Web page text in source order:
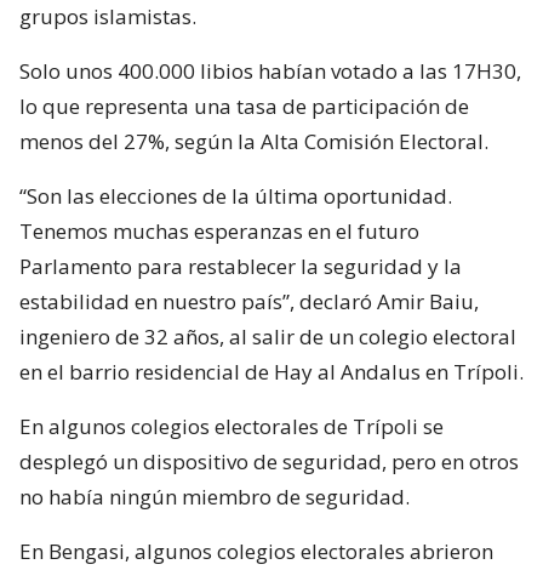
grupos islamistas.
Solo unos 400.000 libios habían votado a las 17H30,
lo que representa una tasa de participación de
menos del 27%, según la Alta Comisión Electoral.
“Son las elecciones de la última oportunidad.
Tenemos muchas esperanzas en el futuro
Parlamento para restablecer la seguridad y la
estabilidad en nuestro país”, declaró Amir Baiu,
ingeniero de 32 años, al salir de un colegio electoral
en el barrio residencial de Hay al Andalus en Trípoli.
En algunos colegios electorales de Trípoli se
desplegó un dispositivo de seguridad, pero en otros
no había ningún miembro de seguridad.
En Bengasi, algunos colegios electorales abrieron